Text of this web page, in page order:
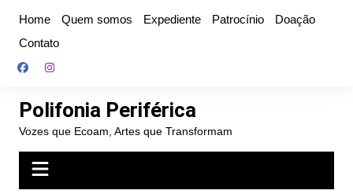
conteúdo
Home Quem somos Expediente Patrocínio
Doação
Contato
Polifonia Periférica
Vozes que Ecoam, Artes que Transformam